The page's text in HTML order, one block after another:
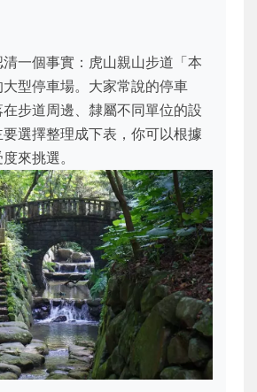
一個事實：虎山親山步道「本
型停車場。大家常說的停車
步道周邊、隸屬不同單位的設
選擇整理成下表，你可以根據
來挑選。